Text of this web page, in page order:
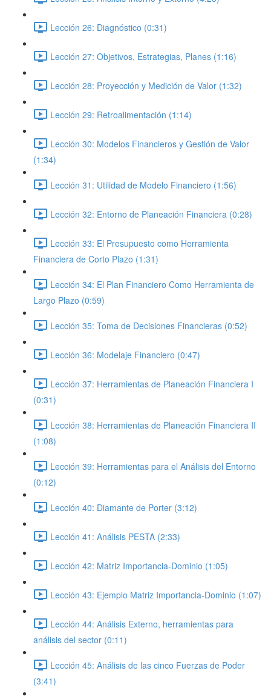
Lección 26: Diagnóstico (0:31)
Lección 27: Objetivos, Estrategias, Planes (1:16)
Lección 28: Proyección y Medición de Valor (1:32)
Lección 29: Retroalimentación (1:14)
Lección 30: Modelos Financieros y Gestión de Valor
(1:34)
Lección 31: Utilidad de Modelo Financiero (1:56)
Lección 32: Entorno de Planeación Financiera (0:28)
Lección 33: El Presupuesto como Herramienta
Financiera de Corto Plazo (1:31)
Lección 34: El Plan Financiero Como Herramienta de
Largo Plazo (0:59)
Lección 35: Toma de Decisiones Financieras (0:52)
Lección 36: Modelaje Financiero (0:47)
Lección 37: Herramientas de Planeación Financiera I
(0:31)
Lección 38: Herramientas de Planeación Financiera II
(1:08)
Lección 39: Herramientas para el Análisis del Entorno
(0:12)
Lección 40: Diamante de Porter (3:12)
Lección 41: Análisis PESTA (2:33)
Lección 42: Matriz Importancia-Dominio (1:05)
Lección 43: Ejemplo Matriz Importancia-Dominio (1:07)
Lección 44: Análisis Externo, herramientas para
análisis del sector (0:11)
Lección 45: Análisis de las cinco Fuerzas de Poder
(3:41)